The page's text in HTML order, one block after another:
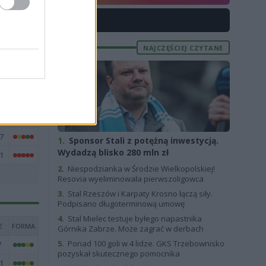
FORMA
NAJCZĘŚCIEJ CZYTANE
1. Sponsor Stali z potężną inwestycją.
Wydadzą blisko 280 mln zł
2. Niespodzianka w Środzie Wielkopolskiej!
Resovia wyeliminowała pierwszoligowca
3. Stal Rzeszów i Karpaty Krosno łączą siły.
Podpisano długoterminową umowę
4. Stal Mielec testuje byłego napastnika
Górnika Zabrze. Może zagrać w derbach
5. Ponad 100 goli w 4 lidze. GKS Trzebownisko
pozyskał skutecznego pomocnika